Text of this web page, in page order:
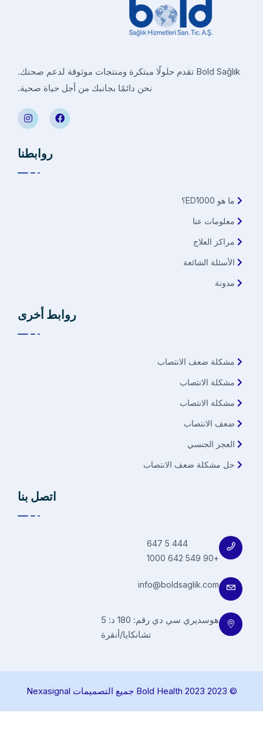
Bold Sağlık تقدم حلولًا مبتكرة ومنتجات موثوقة لدعم صحتك.
نحن دائمًا بجانبك من أجل حياة صحية.
روابطنا
ما هو ED1000؟
معلومات عنا
مراكز العلاج
الأسئلة الشائعة
مدونة
روابط أخرى
مشكلة ضعف الانتصاب
مشكلة الانتصاب
مشكلة الانتصاب
ضعف الانتصاب
العجز الجنسي
حل مشكلة ضعف الانتصاب
اتصل بنا
+90 549 642 1000
info@boldsaglik.com
هوسديري سي دي رقم: 180 د: 5
تشانكايا/أنقرة